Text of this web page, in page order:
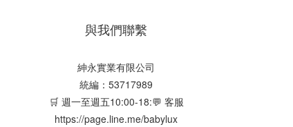
與我們聯繫
紳永實業有限公司
統編：53717989
🛒 週一至週五10:00-18:💬 客服
https://page.line.me/babylux